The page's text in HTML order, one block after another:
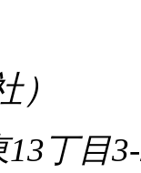
丁目